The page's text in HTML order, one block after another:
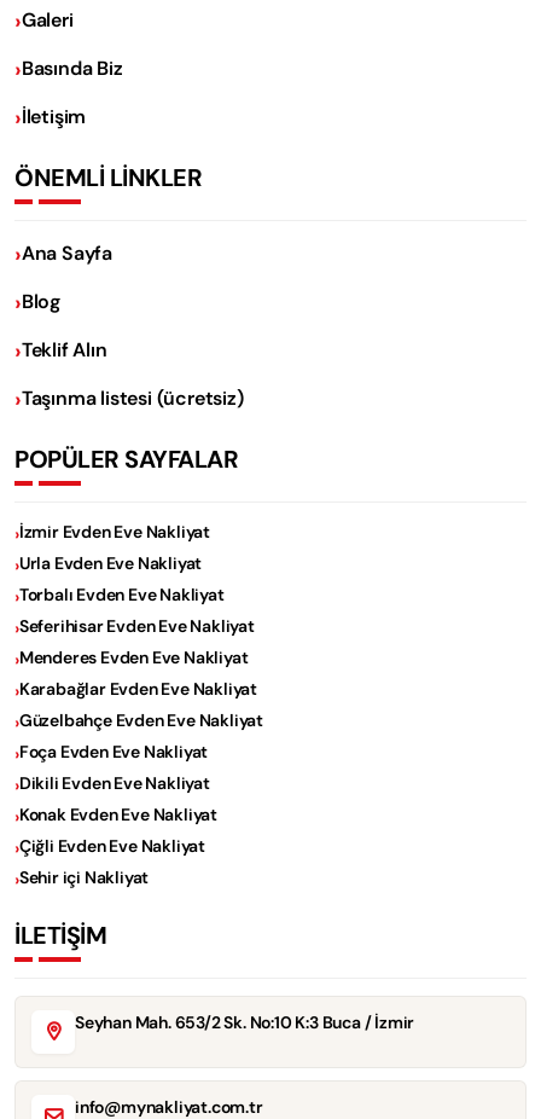
Galeri
Basında Biz
İletişim
ÖNEMLİ LİNKLER
Ana Sayfa
Blog
Teklif Alın
Taşınma listesi (ücretsiz)
POPÜLER SAYFALAR
İzmir Evden Eve Nakliyat
Urla Evden Eve Nakliyat
Torbalı Evden Eve Nakliyat
Seferihisar Evden Eve Nakliyat
Menderes Evden Eve Nakliyat
Karabağlar Evden Eve Nakliyat
Güzelbahçe Evden Eve Nakliyat
Foça Evden Eve Nakliyat
Dikili Evden Eve Nakliyat
Konak Evden Eve Nakliyat
Çiğli Evden Eve Nakliyat
Sehir içi Nakliyat
İLETİŞİM
Seyhan Mah. 653/2 Sk. No:10 K:3 Buca / İzmir
info@mynakliyat.com.tr